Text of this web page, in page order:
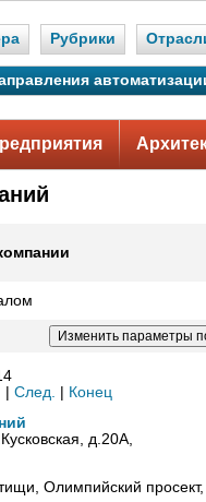
Рубрики
След.
Конец
д.20А,
Олимпийский